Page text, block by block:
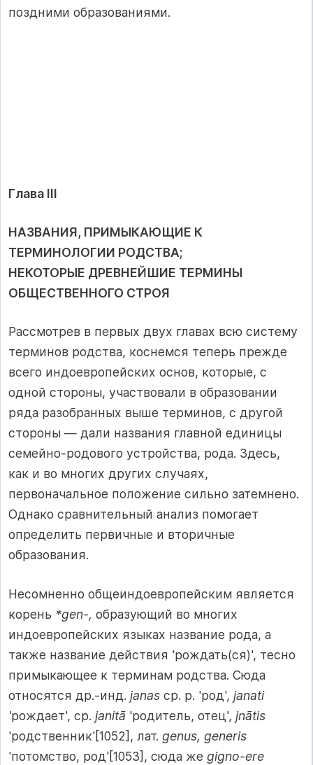
поздними образованиями.
Глава III
НАЗВАНИЯ, ПРИМЫКАЮЩИЕ К
ТЕРМИНОЛОГИИ РОДСТВА;
НЕКОТОРЫЕ ДРЕВНЕЙШИЕ ТЕРМИНЫ
ОБЩЕСТВЕННОГО СТРОЯ
Рассмотрев в первых двух главах всю систему
терминов родства, коснемся теперь прежде
всего индоевропейских основ, которые, с
одной стороны, участвовали в образовании
ряда разобранных выше терминов, с другой
стороны — дали названия главной единицы
семейно-родового устройства, рода. Здесь,
как и во многих других случаях,
первоначальное положение сильно затемнено.
Однако сравнительный анализ помогает
определить первичные и вторичные
образования.
Несомненно общеиндоевропейским является
корень *gen-, образующий во многих
индоевропейских языках название рода, а
также название действия 'рождать(ся)', тесно
примыкающее к терминам родства. Сюда
относятся др.-инд. janas ср. р. 'род', janati
'рождает', ср. janitā 'родитель, отец', jnātis
'родственник'[1052], лат. genus, generis
'потомство, род'[1053], сюда же gigno-ere